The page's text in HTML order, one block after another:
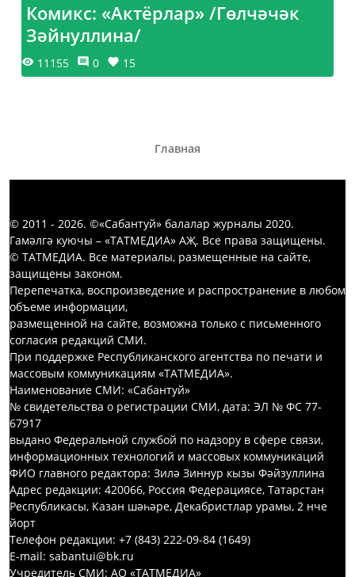
Комикс: «Актёрлар» /Гөлчәчәк
Зәйнуллина/
11155 0 15
Главная
© 2011 - 2026. ©«Сабантуй» балалар журналы 2020.
Гамәлгә куючы – «ТАТМЕДИА» АҖ. Все права защищены.
© ТАТМЕДИА. Все материалы, размещенные на сайте,
защищены законом.
Перепечатка, воспроизведение и распространение в любом
объеме информации,
размещенной на сайте, возможна только с письменного
согласия редакций СМИ.
При поддержке Республиканского агентства по печати и
массовым коммуникациям «ТАТМЕДИА».
Наименование СМИ: «Сабантуй»
№ свидетельства о регистрации СМИ, дата: ЭЛ № ФС 77-
67917
выдано Федеральной службой по надзору в сфере связи,
информационных технологий и массовых коммуникаций
ФИО главного редактора: Зилә Зиннур кызы Фәйзуллина
Адрес редакции: 420066, Россия Федерациясе, Татарстан
Республикасы, Казан шәһәре, Декабристлар урамы, 2 нче
йорт
Телефон редакции: +7 (843) 222-09-84 (1649)
E-mail: sabantui@bk.ru
Учредитель СМИ: АО «ТАТМЕДИА»